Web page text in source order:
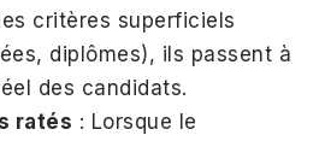
critères superficiels
diplômes), ils passent à
des candidats.
ratés : Lorsque le